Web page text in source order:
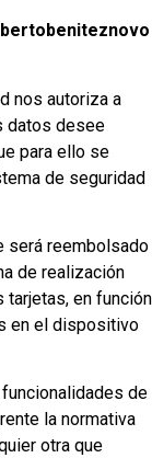
nos autoriza a
datos desee
para ello se
de seguridad
será reembolsado
de realización
en función
en el dispositivo
de
la normativa
otra que